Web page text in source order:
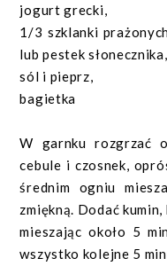
jogurt grecki,
1/3 szklanki
lub pestek słonecznika,
sól i pieprz,
bagietka
W garnku rozgrzać
cebule i czosnek,
średnim ogniu
zmiękną. Dodać
mieszając około 5
wszystko kolejne 5